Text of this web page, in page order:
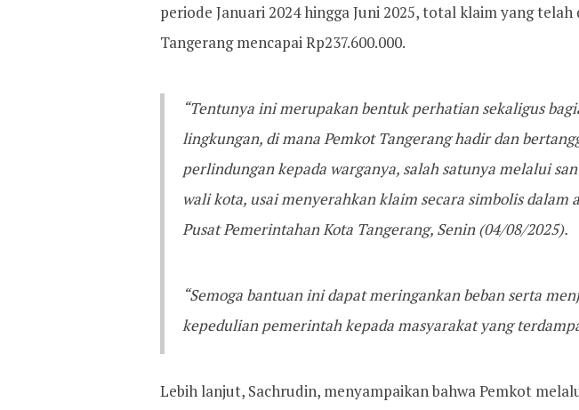
periode Januari 2024 hingga Juni 2025, total klaim yang
Tangerang mencapai Rp237.600.000.
“Tentunya ini merupakan bentuk perhatian sekaligus
lingkungan, di mana Pemkot Tangerang hadir dan
perlindungan kepada warganya, salah satunya melalui
wali kota, usai menyerahkan klaim secara simbolis dalam
Pusat Pemerintahan Kota Tangerang, Senin (04/08/2025).
“Semoga bantuan ini dapat meringankan beban serta
kepedulian pemerintah kepada masyarakat yang
Lebih lanjut, Sachrudin, menyampaikan bahwa Pemkot